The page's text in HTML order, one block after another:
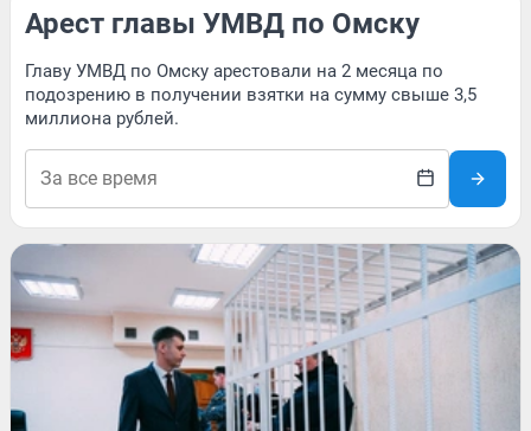
Арест главы УМВД по Омску
Главу УМВД по Омску арестовали на 2 месяца по
подозрению в получении взятки на сумму свыше 3,5
миллиона рублей.